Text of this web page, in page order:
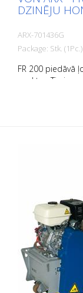
DZINĒJU
ARX-701436G
Package: Stk. (1Pc.)
FR 200 piedāvā
spektru. Tie ir
gan sarežģīti
Pateicoties tā
aprīkot ar
nomaiņu var
padara FR 200
daudzveidīgai
benzīna vai
nedrīkst
(attiecas tikai uz
pārbaudīts kā
marķēšanas
mm